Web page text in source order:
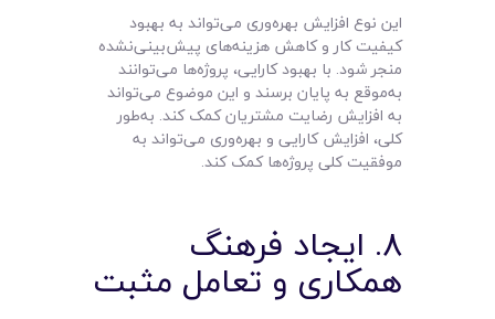
این نوع افزایش بهره‌وری می‌تواند به بهبود
کیفیت کار و کاهش هزینه‌های پیش‌بینی‌نشده
منجر شود. با بهبود کارایی، پروژه‌ها می‌توانند
به‌موقع به پایان برسند و این موضوع می‌تواند
به افزایش رضایت مشتریان کمک کند. به‌طور
کلی، افزایش کارایی و بهره‌وری می‌تواند به
موفقیت کلی پروژه‌ها کمک کند.
۸. ایجاد فرهنگ
همکاری و تعامل مثبت